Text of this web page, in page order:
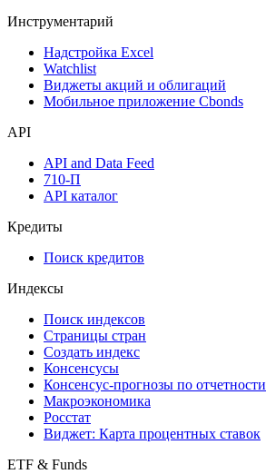
Инструментарий
Надстройка Excel
Watchlist
Виджеты акций и облигаций
Мобильное приложение Cbonds
API
API and Data Feed
710-П
API каталог
Кредиты
Поиск кредитов
Индексы
Поиск индексов
Страницы стран
Создать индекс
Консенсусы
Консенсус-прогнозы по отчетности
Макроэкономика
Росстат
Виджет: Карта процентных ставок
ETF & Funds